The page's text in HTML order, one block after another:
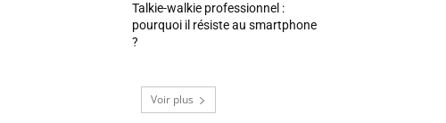
Talkie-walkie professionnel :
pourquoi il résiste au smartphone
?
Voir plus